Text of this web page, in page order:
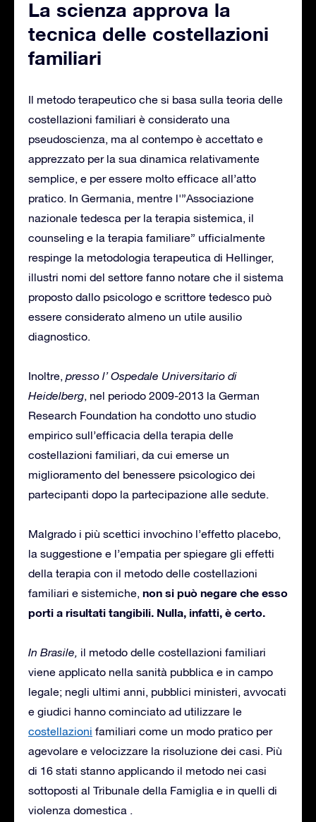
La scienza approva la
tecnica delle costellazioni
familiari
Il metodo terapeutico che si basa sulla teoria delle
costellazioni familiari è considerato una
pseudoscienza, ma al contempo è accettato e
apprezzato per la sua dinamica relativamente
semplice, e per essere molto efficace all’atto
pratico. In Germania, mentre l'”Associazione
nazionale tedesca per la terapia sistemica, il
counseling e la terapia familiare” ufficialmente
respinge la metodologia terapeutica di Hellinger,
illustri nomi del settore fanno notare che il sistema
proposto dallo psicologo e scrittore tedesco può
essere considerato almeno un utile ausilio
diagnostico.
Inoltre, presso l’ Ospedale Universitario di
Heidelberg, nel periodo 2009-2013 la German
Research Foundation ha condotto uno studio
empirico sull’efficacia della terapia delle
costellazioni familiari, da cui emerse un
miglioramento del benessere psicologico dei
partecipanti dopo la partecipazione alle sedute.
Malgrado i più scettici invochino l’effetto placebo,
la suggestione e l’empatia per spiegare gli effetti
della terapia con il metodo delle costellazioni
familiari e sistemiche, non si può negare che esso
porti a risultati tangibili. Nulla, infatti, è certo.
In Brasile, il metodo delle costellazioni familiari
viene applicato nella sanità pubblica e in campo
legale; negli ultimi anni, pubblici ministeri, avvocati
e giudici hanno cominciato ad utilizzare le
costellazioni familiari come un modo pratico per
agevolare e velocizzare la risoluzione dei casi. Più
di 16 stati stanno applicando il metodo nei casi
sottoposti al Tribunale della Famiglia e in quelli di
violenza domestica .